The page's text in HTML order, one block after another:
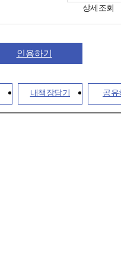
상세조회
인용하기
내책장담기 공유